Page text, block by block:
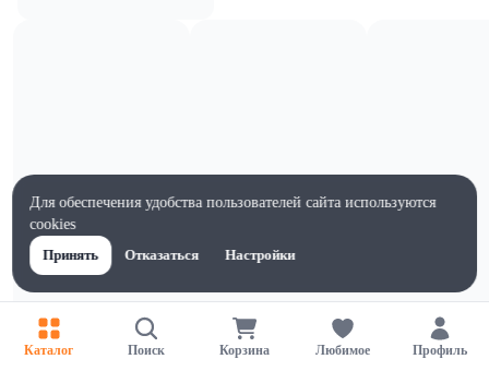
Характеристики
Каталог Поиск Корзина Любимое Профиль
Для обеспечения удобства пользователей сайта используются
cookies
Принять
Отказаться Настройки